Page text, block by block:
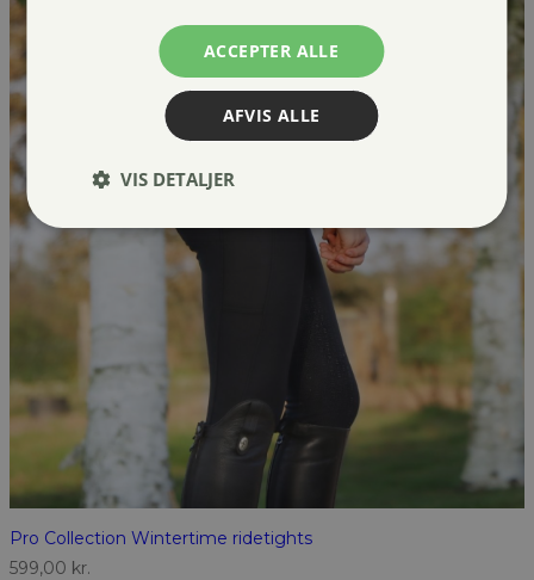
Pro Collection Wintertime ridetights
599,00 kr.
ACCEPTER ALLE
AFVIS ALLE
VIS DETALJER